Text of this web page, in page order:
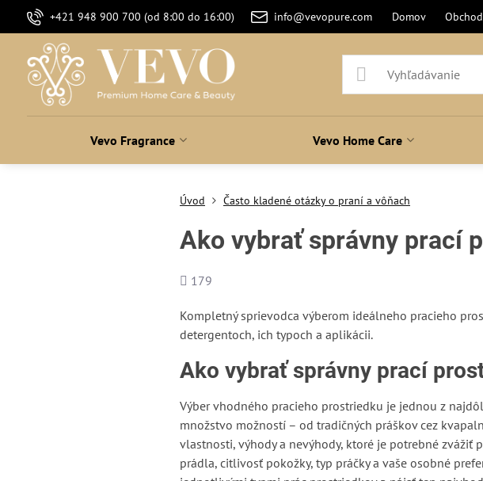
+421 948 900 700 (od 8:00 do 16:00) info@vevopure.com Domov
Vevo Fragrance Vevo Home Care
Úvod Často kladené otázky o praní a vôňach
Ako vybrať správny prací
Počet
179
Kompletný sprievodca výberom ideálneho pracieho
detergentoch, ich typoch a aplikácii.
Ako vybrať správny prací
Výber vhodného pracieho prostriedku je jednou z
množstvo možností – od tradičných práškov cez
vlastnosti, výhody a nevýhody, ktoré je potrebné zvážiť
prádla, citlivosť pokožky, typ práčky a vaše osobné